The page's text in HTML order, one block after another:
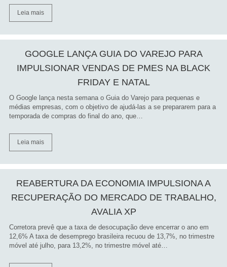
Leia mais
GOOGLE LANÇA GUIA DO VAREJO PARA
IMPULSIONAR VENDAS DE PMES NA BLACK
FRIDAY E NATAL
O Google lança nesta semana o Guia do Varejo para pequenas e
médias empresas, com o objetivo de ajudá-las a se prepararem para a
temporada de compras do final do ano, que…
Leia mais
REABERTURA DA ECONOMIA IMPULSIONA A
RECUPERAÇÃO DO MERCADO DE TRABALHO,
AVALIA XP
Corretora prevê que a taxa de desocupação deve encerrar o ano em
12,6% A taxa de desemprego brasileira recuou de 13,7%, no trimestre
móvel até julho, para 13,2%, no trimestre móvel até…